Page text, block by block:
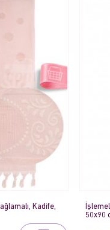
Kadife,
50x90